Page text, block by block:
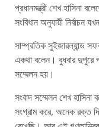
প্রধানমন্ত্রী শেখ হাসিনা
সংবিধান অনুযায়ী নির্বাচন
সাম্প্রতিক সুইজারল্যান্ড
একথা বলেন। বুধবার দুপুরে
সম্মেলন হয়।
সংবাদ সম্মেলন শেখ
সংগ্রাম করে, অনেক রক্ত